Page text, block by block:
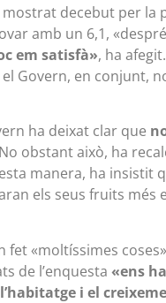
decebut per la
amb un 6,1,
em satisfà», ha
Govern, en conjunt,
ha deixat clar que
obstant això, ha
manera, ha insistit
els seus fruits més
fet «moltíssimes
de l’enquesta «ens
i el